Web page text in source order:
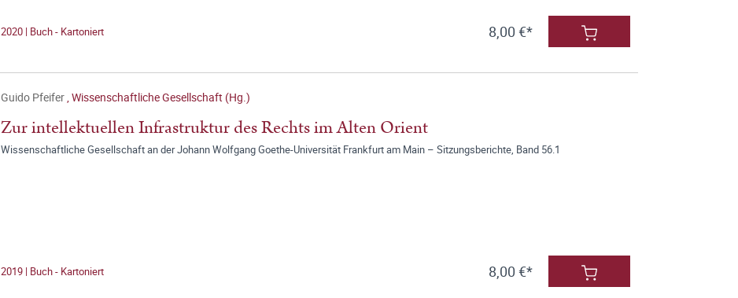
2020 | Buch - Kartoniert 8,00 €*
Guido Pfeifer,Wissenschaftliche Gesellschaft (Hg.)
Zur intellektuellen Infrastruktur des Rechts im Alten Orient
Wissenschaftliche Gesellschaft an der Johann Wolfgang Goethe-Universität Frankfurt am Main – Sitzungsberichte, Band 56.1
2019 | Buch - Kartoniert 8,00 €*